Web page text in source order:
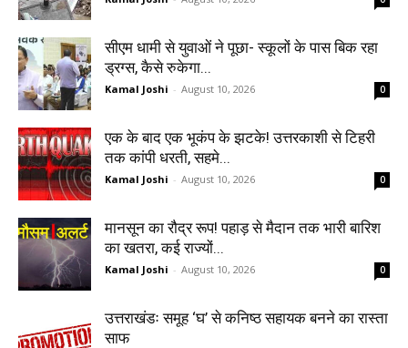
सीएम धामी से युवाओं ने पूछा- स्कूलों के पास बिक रहा
ड्रग्स, कैसे रुकेगा...
Kamal Joshi - August 10, 2026 0
एक के बाद एक भूकंप के झटके! उत्तरकाशी से टिहरी
तक कांपी धरती, सहमे...
Kamal Joshi - August 10, 2026 0
मानसून का रौद्र रूप! पहाड़ से मैदान तक भारी बारिश
का खतरा, कई राज्यों...
Kamal Joshi - August 10, 2026 0
उत्तराखंडः समूह ‘घ’ से कनिष्ठ सहायक बनने का रास्ता
साफ